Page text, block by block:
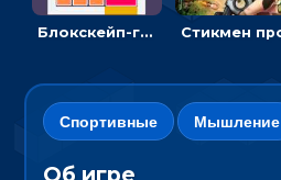
Блокскейп-головоломка: двигать блоки, чтобы достать элемент со звездой
Спортивные Мышление
Об игре